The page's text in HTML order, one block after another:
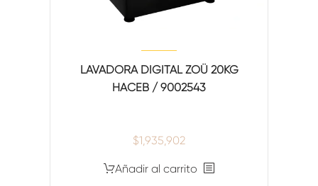
LAVADORA DIGITAL ZOÜ 20KG
HACEB / 9002543
$1,935,902
Añadir al carrito